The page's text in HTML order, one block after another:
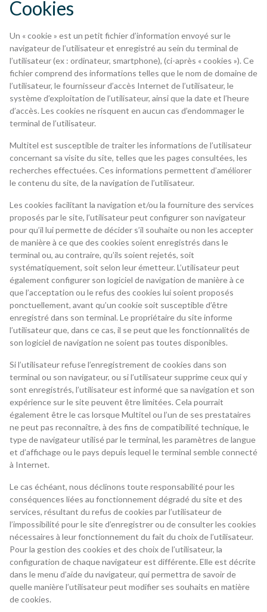
Cookies
Un « cookie » est un petit fichier d’information envoyé sur le
navigateur de l’utilisateur et enregistré au sein du terminal de
l’utilisateur (ex : ordinateur, smartphone), (ci-après « cookies »). Ce
fichier comprend des informations telles que le nom de domaine de
l’utilisateur, le fournisseur d’accès Internet de l’utilisateur, le
système d’exploitation de l’utilisateur, ainsi que la date et l’heure
d’accès. Les cookies ne risquent en aucun cas d’endommager le
terminal de l’utilisateur.
Multitel est susceptible de traiter les informations de l’utilisateur
concernant sa visite du site, telles que les pages consultées, les
recherches effectuées. Ces informations permettent d’améliorer
le contenu du site, de la navigation de l’utilisateur.
Les cookies facilitant la navigation et/ou la fourniture des services
proposés par le site, l’utilisateur peut configurer son navigateur
pour qu’il lui permette de décider s’il souhaite ou non les accepter
de manière à ce que des cookies soient enregistrés dans le
terminal ou, au contraire, qu’ils soient rejetés, soit
systématiquement, soit selon leur émetteur. L’utilisateur peut
également configurer son logiciel de navigation de manière à ce
que l’acceptation ou le refus des cookies lui soient proposés
ponctuellement, avant qu’un cookie soit susceptible d’être
enregistré dans son terminal. Le propriétaire du site informe
l’utilisateur que, dans ce cas, il se peut que les fonctionnalités de
son logiciel de navigation ne soient pas toutes disponibles.
Si l’utilisateur refuse l’enregistrement de cookies dans son
terminal ou son navigateur, ou si l’utilisateur supprime ceux qui y
sont enregistrés, l’utilisateur est informé que sa navigation et son
expérience sur le site peuvent être limitées. Cela pourrait
également être le cas lorsque Multitel ou l’un de ses prestataires
ne peut pas reconnaître, à des fins de compatibilité technique, le
type de navigateur utilisé par le terminal, les paramètres de langue
et d’affichage ou le pays depuis lequel le terminal semble connecté
à Internet.
Le cas échéant, nous déclinons toute responsabilité pour les
conséquences liées au fonctionnement dégradé du site et des
services, résultant du refus de cookies par l’utilisateur de
l’impossibilité pour le site d’enregistrer ou de consulter les cookies
nécessaires à leur fonctionnement du fait du choix de l’utilisateur.
Pour la gestion des cookies et des choix de l’utilisateur, la
configuration de chaque navigateur est différente. Elle est décrite
dans le menu d’aide du navigateur, qui permettra de savoir de
quelle manière l’utilisateur peut modifier ses souhaits en matière
de cookies.